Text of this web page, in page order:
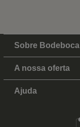
Sobre Bodeboca
A nossa oferta
Ajuda